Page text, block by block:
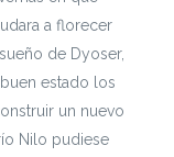
a florecer
de Dyoser,
estado los
un nuevo
Nilo pudiese